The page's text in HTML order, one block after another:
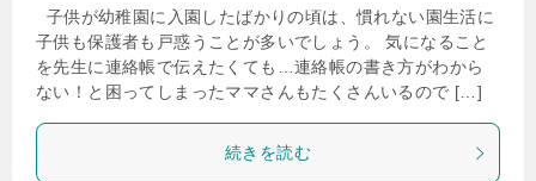
子供が幼稚園に入園したばかりの頃は、慣れない園生活に
子供も保護者も戸惑うことが多いでしょう。 気になること
を先生に連絡帳で伝えたくても…連絡帳の書き方がわから
ない！と困ってしまったママさんもたくさんいるので […]
続きを読む